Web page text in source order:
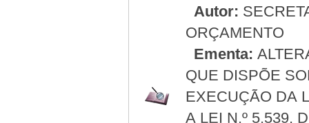
Autor:
ORÇAMENTO
Ementa:
QUE DISPÕE
EXECUÇÃO DA
A LEI N.º 5.539,